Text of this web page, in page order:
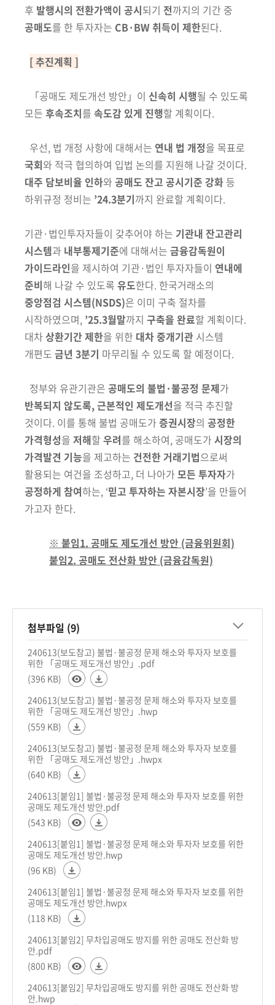
후 발행시의 전환가액이 공시되기 전까지의 기간 중
공매도를 한 투자자는 CB·BW 취득이 제한된다.
[ 추진계획 ]
「공매도 제도개선 방안」이 신속히 시행될 수 있도록
모든 후속조치를 속도감 있게 진행할 계획이다.
우선, 법 개정 사항에 대해서는 연내 법 개정을 목표로
국회와 적극 협의하여 입법 논의를 지원해 나갈 것이다.
대주 담보비율 인하와 공매도 잔고 공시기준 강화 등
하위규정 정비는 ’24.3분기까지 완료할 계획이다.
기관·법인투자자들이 갖추어야 하는 기관내 잔고관리
시스템과 내부통제기준에 대해서는 금융감독원이
가이드라인을 제시하여 기관·법인 투자자들이 연내에
준비해 나갈 수 있도록 유도한다. 한국거래소의
중앙점검 시스템(NSDS)은 이미 구축 절차를
시작하였으며, ’25.3월말까지 구축을 완료할 계획이다.
대차상환기간 제한을 위한 대차 중개기관 시스템
개편도 금년 3분기 마무리될 수 있도록 할 예정이다.
정부와 유관기관은 공매도의 불법·불공정 문제가
반복되지 않도록, 근본적인 제도개선을 적극 추진할
것이다. 이를 통해 불법 공매도가 증권시장의 공정한
가격형성을 저해할 우려를 해소하여, 공매도가 시장의
가격발견 기능을 제고하는 건전한 거래기법으로써
활용되는 여건을 조성하고, 더 나아가 모든 투자자가
공정하게 참여하는, ‘믿고 투자하는 자본시장’을 만들어
가고자 한다.
※ 붙임1. 공매도 제도개선 방안 (금융위원회)
붙임2. 공매도 전산화 방안 (금융감독원)
첨부파일 (9)
240613(보도참고) 불법·불공정 문제 해소와 투자자 보호를
위한 「공매도 제도개선 방안」.pdf
(396 KB)
240613(보도참고) 불법·불공정 문제 해소와 투자자 보호를
위한 「공매도 제도개선 방안」.hwp
(559 KB)
240613(보도참고) 불법·불공정 문제 해소와 투자자 보호를
위한 「공매도 제도개선 방안」.hwpx
(640 KB)
240613[붙임1] 불법·불공정 문제 해소와 투자자 보호를 위한
공매도 제도개선 방안.pdf
(543 KB)
240613[붙임1] 불법·불공정 문제 해소와 투자자 보호를 위한
공매도 제도개선 방안.hwp
(96 KB)
240613[붙임1] 불법·불공정 문제 해소와 투자자 보호를 위한
공매도 제도개선 방안.hwpx
(118 KB)
240613[붙임2] 무차입공매도 방지를 위한 공매도 전산화 방
안.pdf
(800 KB)
240613[붙임2] 무차입공매도 방지를 위한 공매도 전산화 방
안.hwp